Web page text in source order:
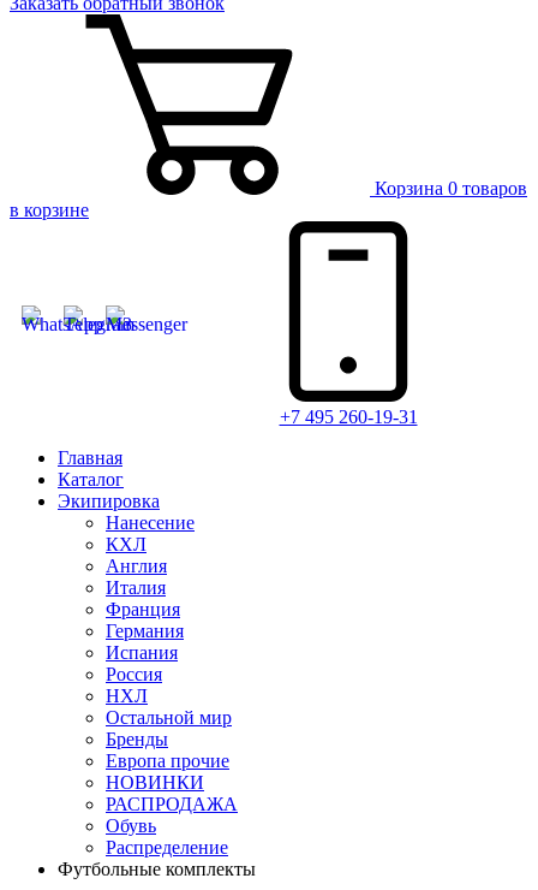
Корзина 0 товаров
в корзине
+7 495 260-19-31
Главная
Каталог
Экипировка
Нанесение
КХЛ
Англия
Италия
Франция
Германия
Испания
Россия
НХЛ
Остальной мир
Бренды
Европа прочие
НОВИНКИ
РАСПРОДАЖА
Обувь
Распределение
Футбольные комплекты